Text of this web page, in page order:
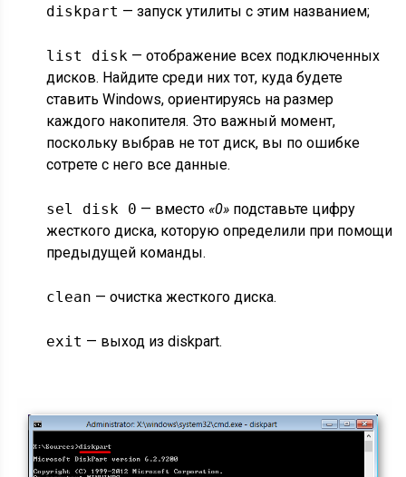
diskpart — запуск утилиты с этим названием;
list disk — отображение всех подключенных
дисков. Найдите среди них тот, куда будете
ставить Windows, ориентируясь на размер
каждого накопителя. Это важный момент,
поскольку выбрав не тот диск, вы по ошибке
сотрете с него все данные.
sel disk 0 — вместо«0» подставьте цифру
жесткого диска, которую определили при помощи
предыдущей команды.
clean — очистка жесткого диска.
exit — выход из diskpart.